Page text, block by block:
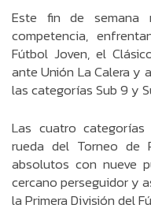
Este fin de semana
competencia,
Fútbol Joven, el
ante Unión La Calera y
las categorías Sub 9 y
Las cuatro categorías
rueda del Torneo de
absolutos con nueve
cercano perseguidor y
la Primera División del